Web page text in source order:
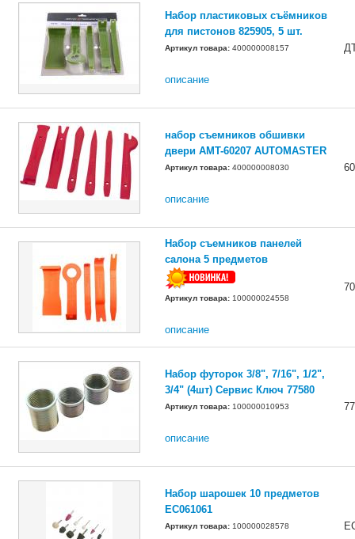
Набор пластиковых съёмников
для пистонов 825905, 5 шт.
Артикул товара: 400000008157
описание
набор съемников обшивки
двери AMT-60207 AUTOMASTER
Артикул товара: 400000008030
описание
Набор съемников панелей
салона 5 предметов
Артикул товара: 100000024558
описание
Набор футорок 3/8", 7/16", 1/2",
3/4" (4шт) Сервис Ключ 77580
Артикул товара: 100000010953
описание
Набор шарошек 10 предметов
EC061061
Артикул товара: 100000028578